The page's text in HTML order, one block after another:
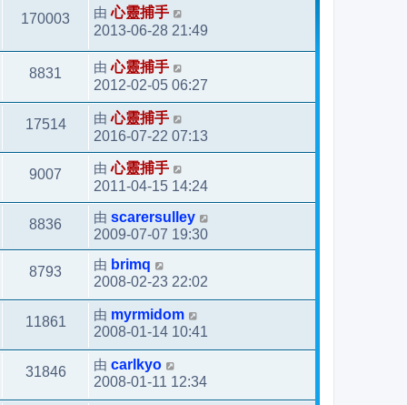
170003 由心靈捕手
2013-06-28 21:49
8831 由心靈捕手
2012-02-05 06:27
17514 由心靈捕手
2016-07-22 07:13
9007 由心靈捕手
2011-04-15 14:24
8836 由 scarersulley
2009-07-07 19:30
8793 由 brimq
2008-02-23 22:02
11861 由 myrmidom
2008-01-14 10:41
31846 由 carlkyo
2008-01-11 12:34